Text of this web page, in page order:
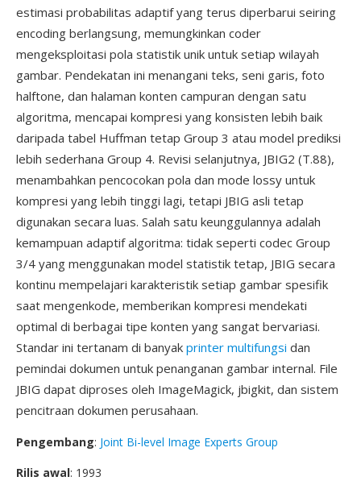
estimasi probabilitas adaptif yang terus diperbarui seiring
encoding berlangsung, memungkinkan coder
mengeksploitasi pola statistik unik untuk setiap wilayah
gambar. Pendekatan ini menangani teks, seni garis, foto
halftone, dan halaman konten campuran dengan satu
algoritma, mencapai kompresi yang konsisten lebih baik
daripada tabel Huffman tetap Group 3 atau model prediksi
lebih sederhana Group 4. Revisi selanjutnya, JBIG2 (T.88),
menambahkan pencocokan pola dan mode lossy untuk
kompresi yang lebih tinggi lagi, tetapi JBIG asli tetap
digunakan secara luas. Salah satu keunggulannya adalah
kemampuan adaptif algoritma: tidak seperti codec Group
3/4 yang menggunakan model statistik tetap, JBIG secara
kontinu mempelajari karakteristik setiap gambar spesifik
saat mengenkode, memberikan kompresi mendekati
optimal di berbagai tipe konten yang sangat bervariasi.
Standar ini tertanam di banyak printer multifungsi dan
pemindai dokumen untuk penanganan gambar internal. File
JBIG dapat diproses oleh ImageMagick, jbigkit, dan sistem
pencitraan dokumen perusahaan.
Pengembang: Joint Bi-level Image Experts Group
Rilis awal: 1993